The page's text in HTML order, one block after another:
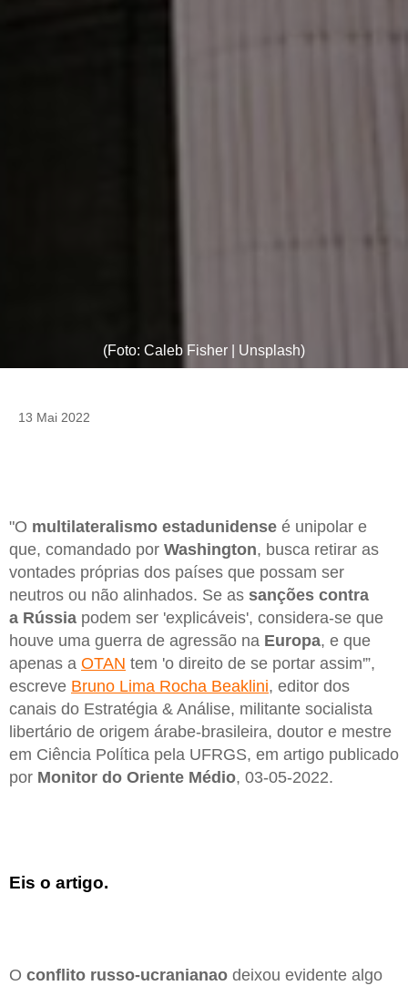
(Foto: Caleb Fisher | Unsplash)
13 Mai 2022
"O multilateralismo estadunidense é unipolar e
que, comandado por Washington, busca retirar as
vontades próprias dos países que possam ser
neutros ou não alinhados. Se as sanções contra
a Rússia podem ser 'explicáveis', considera-se que
houve uma guerra de agressão na Europa, e que
apenas a OTAN tem 'o direito de se portar assim'”,
escreve Bruno Lima Rocha Beaklini, editor dos
canais do Estratégia & Análise, militante socialista
libertário de origem árabe-brasileira, doutor e mestre
em Ciência Política pela UFRGS, em artigo publicado
por Monitor do Oriente Médio, 03-05-2022.
Eis o artigo.
O conflito russo-ucranianao deixou evidente algo